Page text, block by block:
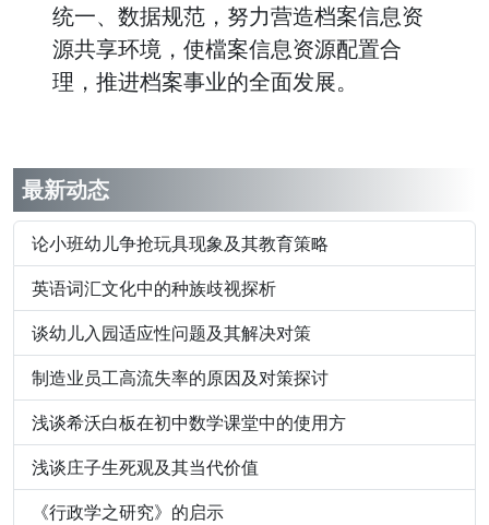
统一、数据规范，努力营造档案信息资
源共享环境，使檔案信息资源配置合
理，推进档案事业的全面发展。
最新动态
论小班幼儿争抢玩具现象及其教育策略
英语词汇文化中的种族歧视探析
谈幼儿入园适应性问题及其解决对策
制造业员工高流失率的原因及对策探讨
浅谈希沃白板在初中数学课堂中的使用方
浅谈庄子生死观及其当代价值
《行政学之研究》的启示